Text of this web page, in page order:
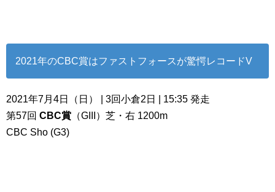
2021年のCBC賞はファストフォースが驚愕レコードV
2021年7月4日（日） | 3回小倉2日 | 15:35 発走
第57回 CBC賞 （GIII）芝・右 1200m
CBC Sho (G3)